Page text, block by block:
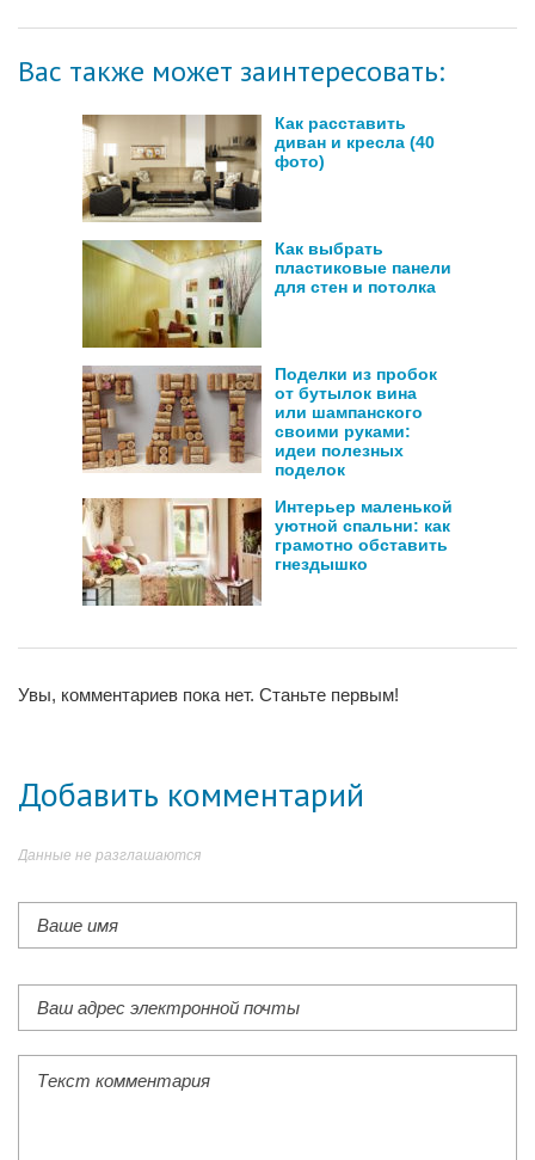
Вас также может заинтересовать:
Как расставить
диван и кресла (40
фото)
Как выбрать
пластиковые панели
для стен и потолка
Поделки из пробок
от бутылок вина
или шампанского
своими руками:
идеи полезных
поделок
Интерьер маленькой
уютной спальни: как
грамотно обставить
гнездышко
Увы, комментариев пока нет. Станьте первым!
Добавить комментарий
Данные не разглашаются